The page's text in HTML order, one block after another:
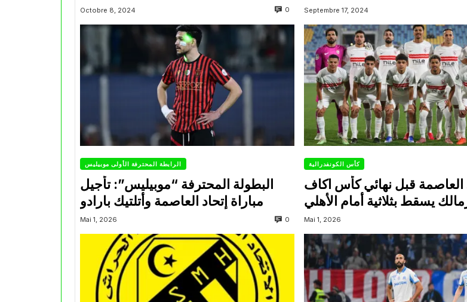
Octobre 8, 2024 0 Septembre 17, 2024
الرابطة المحترفة الأولى موبيليس
البطولة المحترفة “موبيليس”: تأجيل
مباراة إتحاد العاصمة وأتلتيك بارادو
Mai 1, 2026 0
كأس الكونفدرالية
العاصمة قبل نهائي كأس اكاف
Mai 1, 2026